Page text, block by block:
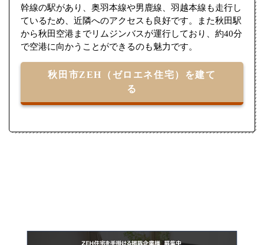
幹線の駅があり、奥羽本線や男鹿線、羽越本線も走行し
ているため、近隣へのアクセスも良好です。また秋田駅
から秋田空港までリムジンバスが運行しており、約40分
で空港に向かうことができるのも魅力です。
秋田市ZEH（ゼロエネ住宅）を建て
る